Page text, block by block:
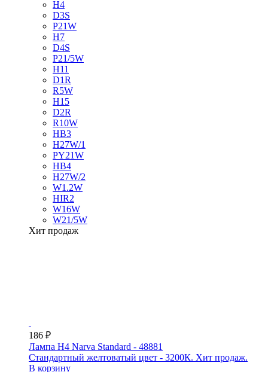
H4
D3S
P21W
H7
D4S
P21/5W
H11
D1R
R5W
H15
D2R
R10W
HB3
H27W/1
PY21W
HB4
H27W/2
W1.2W
HIR2
W16W
W21/5W
Хит продаж
186 ₽
Лампа H4 Narva Standard - 48881
Стандартный желтоватый цвет - 3200К. Хит продаж.
В корзину